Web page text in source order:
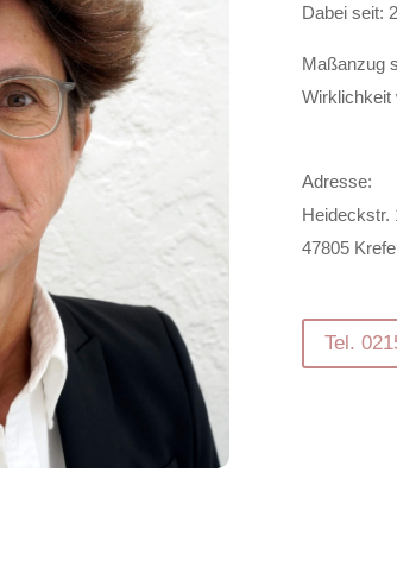
Dabei seit:
Maßanzug
Wirklichkeit
Adresse:
Heideckstr.
47805
Tel.